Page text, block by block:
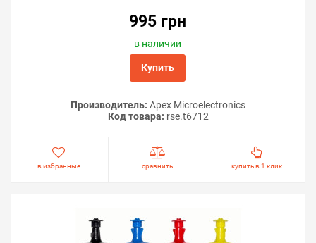
995 грн
в наличии
Купить
Производитель: Apex Microelectronics
Код товара: rse.t6712
в избранные сравнить купить в 1 клик